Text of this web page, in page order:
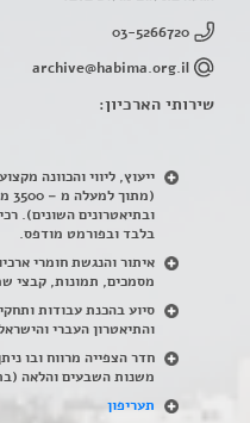
03-5266720
archive@habima.org.il
שירותי הארכיון:
ייעוץ, ליווי והכוונה
ובתיאטרונים השונים).
בלבד ובפורמט מודפס.
איתור והנגשת חומרי
מסמכים, תמונות, קבצי
סיוע בהכנת עבודות
והתיאטרון העברי
משנות השבעים והלאה
תעריפון